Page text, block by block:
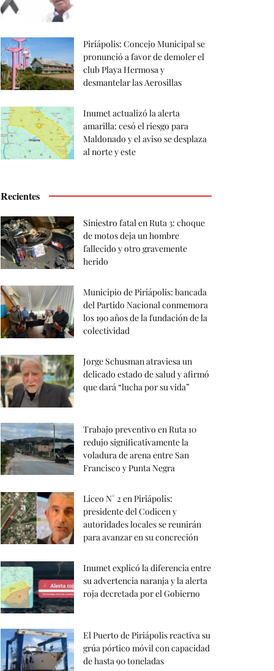
Piriápolis: Concejo Municipal se
pronunció a favor de demoler el
club Playa Hermosa y
desmantelar las Aerosillas
Inumet actualizó la alerta
amarilla: cesó el riesgo para
Maldonado y el aviso se desplaza
al norte y este
Recientes
Siniestro fatal en Ruta 3: choque
de motos deja un hombre
fallecido y otro gravemente
herido
Municipio de Piriápolis: bancada
del Partido Nacional conmemora
los 190 años de la fundación de la
colectividad
Jorge Schusman atraviesa un
delicado estado de salud y afirmó
que dará “lucha por su vida”
Trabajo preventivo en Ruta 10
redujo significativamente la
voladura de arena entre San
Francisco y Punta Negra
Liceo N° 2 en Piriápolis:
presidente del Codicen y
autoridades locales se reunirán
para avanzar en su concreción
Inumet explicó la diferencia entre
su advertencia naranja y la alerta
roja decretada por el Gobierno
El Puerto de Piriápolis reactiva su
grúa pórtico móvil con capacidad
de hasta 90 toneladas